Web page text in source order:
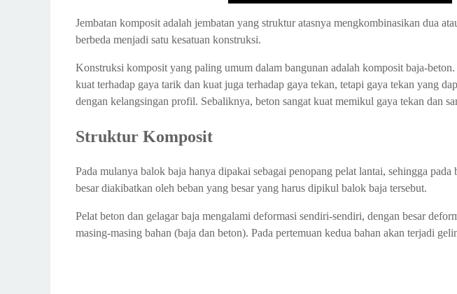
Jembatan komposit adalah jembatan yang struktur atasnya mengkombinasikan dua
berbeda menjadi satu kesatuan konstruksi.
Konstruksi komposit yang paling umum dalam bangunan adalah komposit baja-
kuat terhadap gaya tarik dan kuat juga terhadap gaya tekan, tetapi gaya tekan yang
dengan kelangsingan profil. Sebaliknya, beton sangat kuat memikul gaya tekan dan
Struktur Komposit
Pada mulanya balok baja hanya dipakai sebagai penopang pelat lantai, sehingga
besar diakibatkan oleh beban yang besar yang harus dipikul balok baja tersebut.
Pelat beton dan gelagar baja mengalami deformasi sendiri-sendiri, dengan besar
masing-masing bahan (baja dan beton). Pada pertemuan kedua bahan akan terjadi